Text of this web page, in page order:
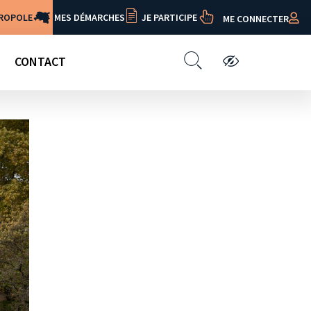
MES DÉMARCHES JE PARTICIPE ME CONNECTER
CONTACT